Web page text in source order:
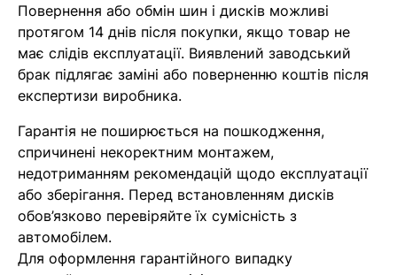
Кошик
У кошику немає товарів.
Ваш номер надіслано.
Оператор зв’яжеться з вами
Повернення або обмін шин і дисків можливі
протягом 14 днів після покупки, якщо товар не
має слідів експлуатації. Виявлений заводський
брак підлягає заміні або поверненню коштів після
експертизи виробника.
Гарантія не поширюється на пошкодження,
спричинені некоректним монтажем,
недотриманням рекомендацій щодо експлуатації
або зберігання. Перед встановленням дисків
обов’язково перевіряйте їх сумісність з
автомобілем.
Для оформлення гарантійного випадку